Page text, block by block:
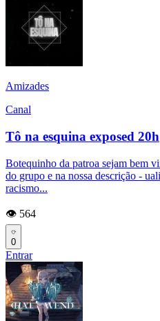
Amizades
Canal
Tô na esquina exposed 20h
Botequinho da patroa sejam bem
do grupo e na nossa descrição -
racismo...
👁️ 564
0
Entrar